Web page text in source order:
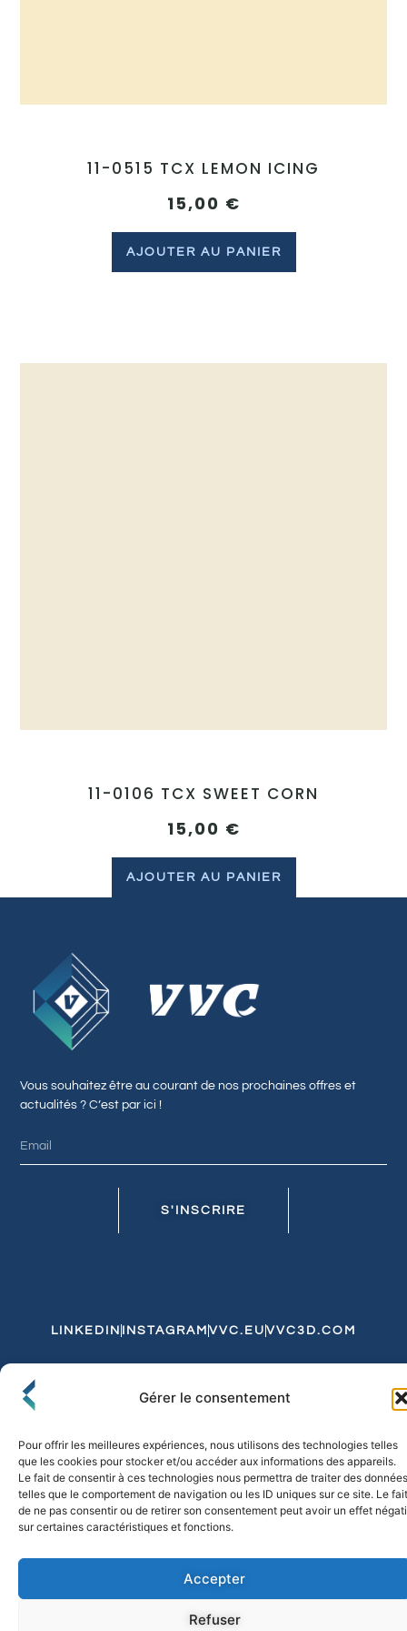
Gérer le consentement
Pour offrir les meilleures expériences, nous utilisons des technologies telles
que les cookies pour stocker et/ou accéder aux informations des appareils.
Le fait de consentir à ces technologies nous permettra de traiter des données
telles que le comportement de navigation ou les ID uniques sur ce site. Le fait
de ne pas consentir ou de retirer son consentement peut avoir un effet
sur certaines caractéristiques et fonctions.
Accepter
Refuser
11-0515 TCX LEMON ICING
15,00 €
AJOUTER AU PANIER
11-0106 TCX SWEET CORN
15,00 €
AJOUTER AU PANIER
Vous souhaitez être au courant de nos prochaines offres et
actualités ? C’est par ici !
S'INSCRIRE
LINKEDIN INSTAGRAM VVC.EU VVC3D.COM
Politique de Confidentialité et de CookiesExpédition et Livraison
© 2026 FLO & CO. All Rights Reserved